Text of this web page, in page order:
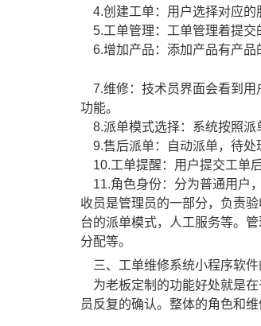
4.创建工单：用户选择对应的
5.工单管理：工单管理着提交
6.增加产品：添加产品有产品
7.维修：技术员界面会看到用
功能。
8.派单模式选择：系统按照派
9.售后派单：自动派单，待处
10.工单提醒：用户提交工单
11.角色身份：分为普通用户
收员是管理员的一部分，负责
台的派单模式，人工服务等。
分配等。
三、工单维修系统小程序软件
为老板定制的功能好处就是在
员反复的确认。整体的角色和